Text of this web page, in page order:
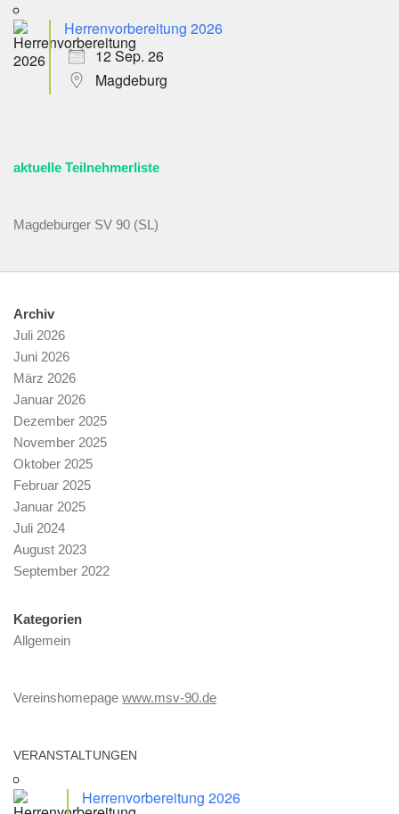
Herrenvorbereitung 2026
12 Sep. 26
Magdeburg
aktuelle Teilnehmerliste
Magdeburger SV 90 (SL)
Archiv
Juli 2026
Juni 2026
März 2026
Januar 2026
Dezember 2025
November 2025
Oktober 2025
Februar 2025
Januar 2025
Juli 2024
August 2023
September 2022
Kategorien
Allgemein
Vereinshomepage www.msv-90.de
VERANSTALTUNGEN
Herrenvorbereitung 2026